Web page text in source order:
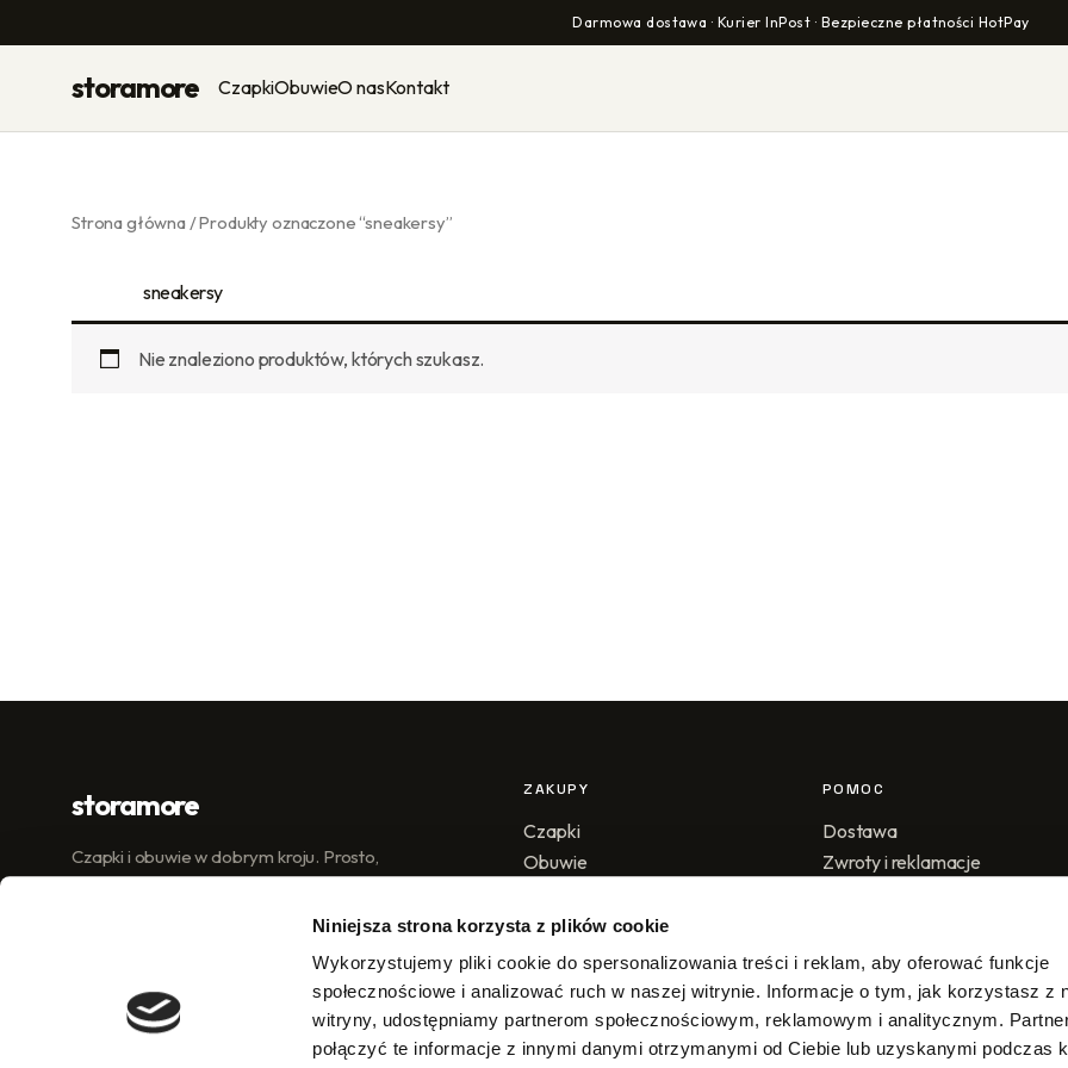
Niniejsza strona korzysta z plików cookie
Wykorzystujemy pliki cookie do spersonalizowania treści i reklam, aby oferować funkcje
społecznościowe i analizować ruch w naszej witrynie. Informacje o tym, jak korzystasz z
witryny, udostępniamy partnerom społecznościowym, reklamowym i analitycznym.
połączyć te informacje z innymi danymi otrzymanymi od Ciebie lub uzyskanymi podczas
do
Darmowa dostawa · Kurier InPost · Bezpieczne płatności HotPay
storamore CzapkiObuwieO nasKontakt
Strona główna/ Produkty oznaczone “sneakersy”
sneakersy
Nie znaleziono produktów, których szukasz.
storamore
Czapki i obuwie w dobrym kroju. Prosto,
ZAKUPY
Czapki
Obuwie
POMOC
Dostawa
Zwroty i reklamacje
Polityka prywatności
Kontakt